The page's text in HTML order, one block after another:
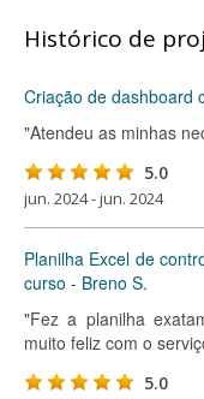
Histórico de
Criação de dashboard
"Atendeu as minhas
5.0
jun. 2024 - jun. 2024
Planilha Excel de
curso - Breno S.
"Fez a planilha
muito feliz com o
5.0